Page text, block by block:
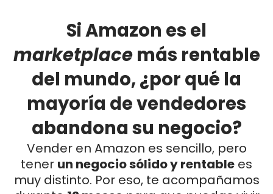
Si Amazon es el
marketplacemás rentable
del mundo, ¿por qué la
mayoría de vendedores
abandona su negocio?
Vender en Amazon es sencillo, pero
tener un negocio sólido y rentable es
muy distinto. Por eso, te acompañamos